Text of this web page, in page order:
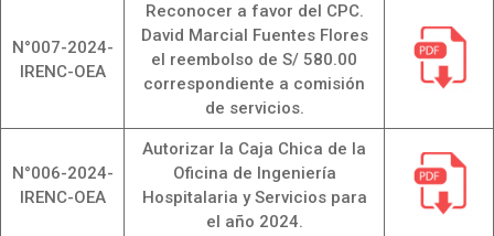
N°007-2024-
IRENC-OEA
Reconocer a favor del CPC.
David Marcial Fuentes Flores
el reembolso de S/ 580.00
correspondiente a comisión
de servicios.
N°006-2024-
IRENC-OEA
Autorizar la Caja Chica de la
Oficina de Ingeniería
Hospitalaria y Servicios para
el año 2024.